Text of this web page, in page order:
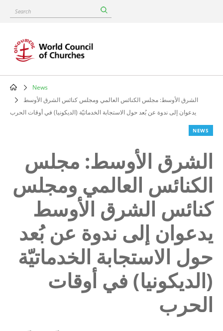
content
Search
Breadcrumb
News
يدعوان إلى ندوة عن بُعد حول الاستجابة الخدماتيّة (الديكونيا) في أوقات الحرب
NEWS
الشرق الأوسط: مجلس
الكنائس العالمي ومجلس
كنائس الشرق الأوسط
يدعوان إلى ندوة عن بُعد
حول الاستجابة الخدماتيّة
(الديكونيا) في أوقات
الحرب